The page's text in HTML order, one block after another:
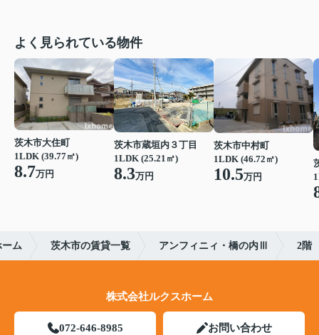
よく見られている物件
茨木市大住町
1LDK (39.77㎡)
8.7万円
茨木市蔵垣内３丁目
1LDK (25.21㎡)
8.3万円
茨木市中村町
1LDK (46.72㎡)
10.5万円
ム 茨木市の賃貸一覧 アンフィニィ・橋の内Ⅲ 2階
株式会社ルクスホーム
072-646-8985 お問い合わせ